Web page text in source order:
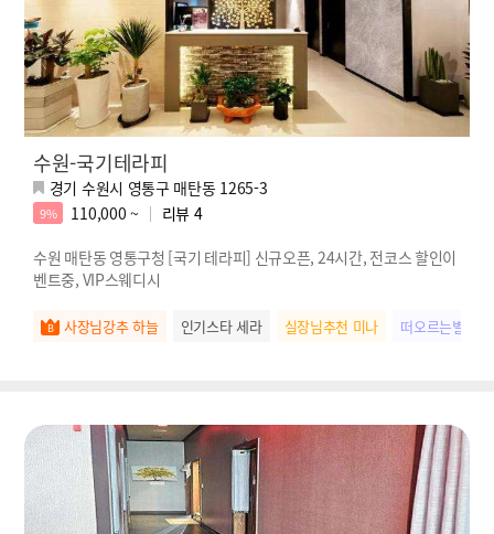
수원-국기테라피
경기 수원시 영통구 매탄동 1265-3
9% 110,000 ~ 리뷰 4
수원 매탄동 영통구청 [국기 테라피] 신규오픈, 24시간, 전코스 할인이
벤트중, VIP스웨디시
사장님강추 하늘 인기스타 세라 실장님추천 미나 떠오르는별 나린